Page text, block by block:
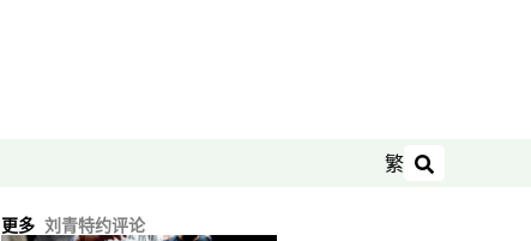
繁
搜索
更多 刘青特约评论